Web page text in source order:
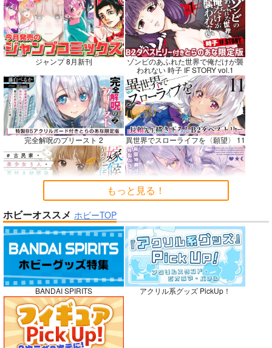
BLUE nankaAkanjin
oOMNIBUS
ハイパーソニックソウ
ル
3,025円 （税込）
カルナ
サンプル
カート
社畜巡礼記３ 南米ス
ペシャル
赤茄子労働組合
専売 1,375円（税込）
Dr.STONE
あさぎりゲン
七海龍水
氷月
サンプル
カート
Lynx Lenx
碧茶園
専売 1,257円（税込）
VOCALOID 鏡音レン
サンプル
カート
No.9
ジャンプ 8月新刊
ゾンビのあふれた世界で俺だけが襲
われない 時子 IF STORY vol.1
完全解呪のプリースト 2 異世界でスローライフを〈願望〉 11
嫁候補、うちに住むらしい。 #古民
家・美少女3人・耳付き幼馴染
まる。
ガールズゾンビパーティー 5
侯爵嫡男好色物語 ～異世界ハーレム
もっと見る！
ホビーオススメ ホビーTOP
BANDAI SPIRITS アクリル系グッズ PickUp！